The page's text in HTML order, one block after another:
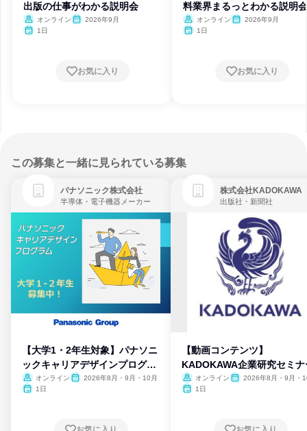
出版の仕事がわかる説明会
オンライン
2026年9月
1日
お気に入り
料業界まるっとわかる説明会
オンライン
2026年9月
1日
お気に入り
この募集と一緒に見られている募集
パナソニック株式会社
半導体・電子機器メーカー
【大学1・2年生対象】パナソニ
ックキャリアデザインプログラ
ム
オンライン
2026年8月・9月・10月
1日
株式会社KADOKAWA
出版社・新聞社
【動画コンテンツ】
KADOKAWA企業研究セミナ
オンライン
2026年8月・9月・
1日